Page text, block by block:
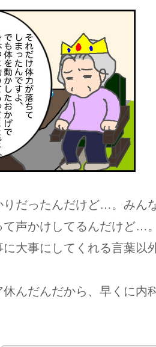
りだったんだけど…。みん
て声かけしてるんだけど…
大事にしてくれる言葉以
休んだんだから、早くに